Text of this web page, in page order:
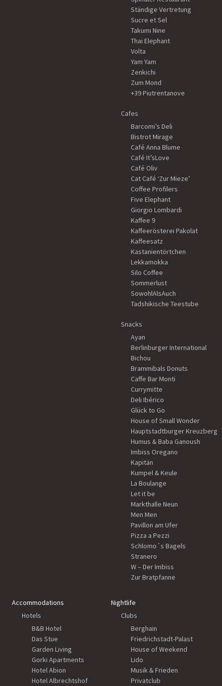
Ständige Vertretung
Sucre et Sel
Takumi Nine
Thai Elephant
Volta
Yam Yam
Zenkichi
Zum Mond
+39 Piutrentanove
Cafes
Barcomi’s Deli
Bistrot Mirage
Café Anna Blume
Café It’sLove
Café Oliv
Cat Café ‘Zur Mieze’
Coffee Profilers
Five Elephant
Giorgio Lombardi
Kaffee 9
Kaffeerösterei Pakolat
Kaffeesatz
Kastanientörtchen
Lekkamokka
Silo Coffee
Sommerlust
SowohlAlsAuch
Tadshikische Teestube
Snacks
Ayan
Berlinburger International
Bichou
Brammibals Donuts
Caffe Bar Monti
Currymitte
Deli Ibérico
Glück to Go
House of Small Wonder
Hauptstadtburger Kreuzberg
Humus & Baba Ganoush
Imbiss Oregano
Kapitän
Kumpel & Keule
La Boulange
Let it be
Markthalle Neun
Men Men
Pavillon am Ufer
Pizza a Pezzi
Schlomo´s Bagels
Stranero
W – Der Imbiss
Zur Bratpfanne
Accommodations
Hotels
B&B Hotel
Das Stue
Garden Living
Gorki Apartments
Hotel Abion
Hotel Albrechtshof
Nightlife
Clubs
Berghain
Friedrichstadt-Palast
House of Weekend
Lido
Musik & Frieden
Privatclub